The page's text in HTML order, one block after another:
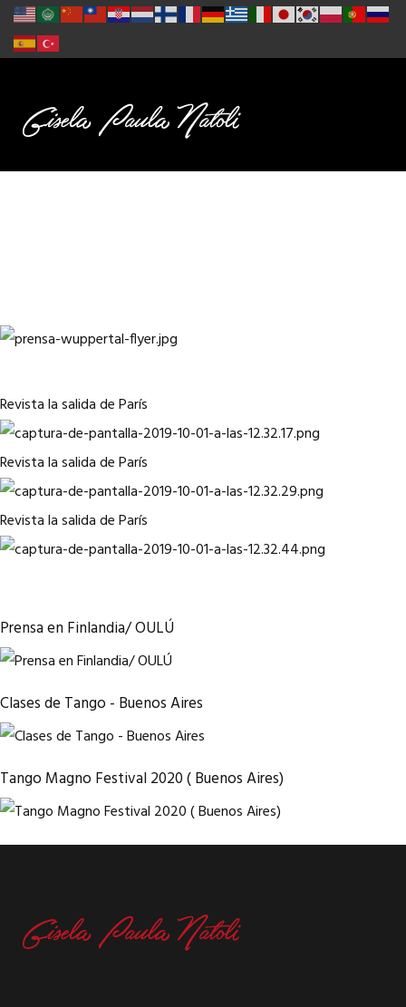
Revista la salida de París
Revista la salida de París
Revista la salida de París
Prensa en Finlandia/ OULÚ
Clases de Tango - Buenos Aires
Tango Magno Festival 2020 ( Buenos Aires)